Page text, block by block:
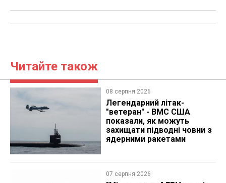
Читайте також
08 серпня 2026
Легендарний літак-
"ветеран" - ВМС США
показали, як можуть
захищати підводні човни з
ядерними ракетами
07 серпня 2026